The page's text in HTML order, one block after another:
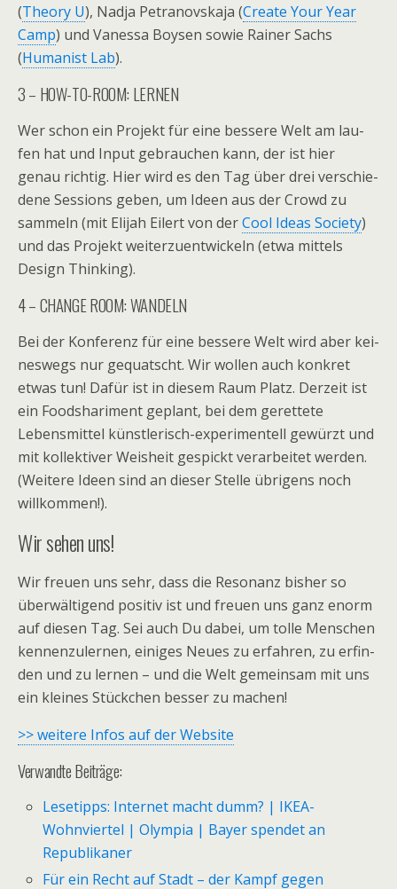
(Theory U), Nadja Petra­novs­kaja (Create Your Year
Camp) und Vanessa Boy­sen sowie Rai­ner Sachs
(Huma­nist Lab).
3 – HOW-TO-ROOM: LERNEN
Wer schon ein Pro­jekt für eine bes­sere Welt am lau­
fen hat und Input gebrau­chen kann, der ist hier
genau rich­tig. Hier wird es den Tag über drei ver­schie­
dene Ses­si­ons geben, um Ideen aus der Crowd zu
sam­meln (mit Eli­jah Eilert von derCool Ideas Society)
und das Pro­jekt wei­ter­zu­ent­wi­ckeln (etwa mit­tels
Design Thinking).
4 – CHANGE ROOM: WANDELN
Bei der Kon­fe­renz für eine bes­sere Welt wird aber kei­
nes­wegs nur gequatscht. Wir wol­len auch kon­kret
etwas tun! Dafür ist in die­sem Raum Platz. Der­zeit ist
ein Food­shar­i­ment geplant, bei dem geret­tete
Lebens­mit­tel künstlerisch-experimentell gewürzt und
mit kol­lek­ti­ver Weis­heit gespickt ver­ar­bei­tet wer­den.
(Wei­tere Ideen sind an die­ser Stelle übri­gens noch
willkommen!).
Wir sehen uns!
Wir freuen uns sehr, dass die Reso­nanz bis­her so
über­wäl­ti­gend posi­tiv ist und freuen uns ganz enorm
auf die­sen Tag. Sei auch Du dabei, um tolle Men­schen
ken­nen­zu­ler­nen, eini­ges Neues zu erfah­ren, zu erfin­
den und zu ler­nen – und die Welt gemein­sam mit uns
ein klei­nes Stück­chen bes­ser zu machen!
>> weitere Infos auf der Website
Verwandte Beiträge:
Lesetipps: Internet macht dumm? | IKEA-
Wohnviertel | Olympia | Bayer spendet an
Republikaner
Für ein Recht auf Stadt – der Kampf gegen